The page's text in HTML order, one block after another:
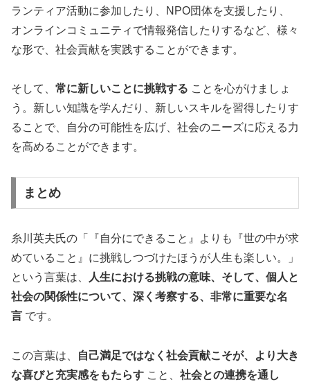
ランティア活動に参加したり、NPO団体を支援したり、
オンラインコミュニティで情報発信したりするなど、様々
な形で、社会貢献を実践することができます。
そして、 常に新しいことに挑戦する ことを心がけましょ
う。新しい知識を学んだり、新しいスキルを習得したりす
ることで、自分の可能性を広げ、社会のニーズに応える力
を高めることができます。
まとめ
糸川英夫氏の「『自分にできること』よりも『世の中が求
めていること』に挑戦しつづけたほうが人生も楽しい。」
という言葉は、
人生における挑戦の意味、そして、個人と
社会の関係性について、深く考察する、非常に重要な名
言 です。
この言葉は、
自己満足ではなく社会貢献こそが、より大き
な喜びと充実感をもたらす こと、 社会との連携を通し